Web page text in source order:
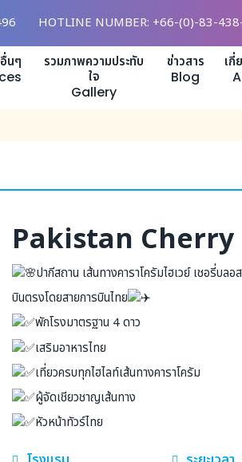
HOTLINE NUMBER: +66-(0)-83-
นๆ
รวมภาพความประทับ
ใจ
Gallery
ข่าวสาร
Blog
เกี่
Pakistan
ปากีสถาน เส้นทางคาราโครัมไฮเวย์ เชอรี่บ
บินตรงโดยสายการบินไทย
พักโรงมาตรฐาน 4 ดาว
เสริมอาหารไทย
เที่ยวครบทุกไฮไลท์เส้นทางคาราโครัม
ผู้จัดเชียวชาญเส้นทาง
หัวหน้าทัวร์ไทย